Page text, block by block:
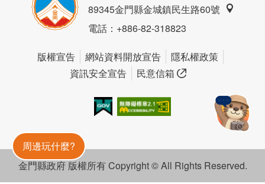
89345金門縣金城鎮民生路60號
電話：+886-82-318823
版權宣告 網站資料開放宣告
隱私權政策
資訊安全宣告
民意信箱
金門縣政府 版權所有 Copyright © All Rights Reserved.
周邊玩什麼?